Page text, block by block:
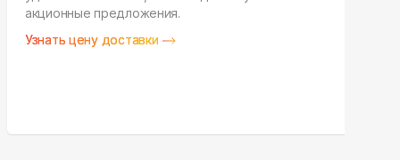
акционные предложения.
Узнать цену доставки